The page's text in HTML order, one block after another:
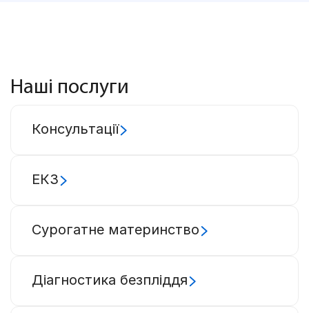
Наші послуги
Консультації
ЕКЗ
Сурогатне материнство
Діагностика безпліддя